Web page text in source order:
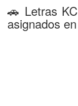
🚗 Letras
asignados